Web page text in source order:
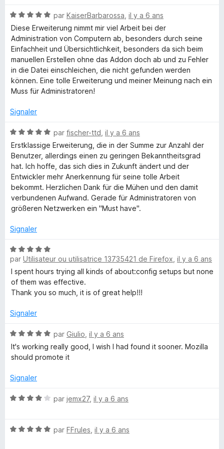
5
s
u
r
5
N
o
é
5
s
u
r
par KaiserBarbarossa il y a 6 ans
Diese Erweiterung nimmt mir viel Arbeit bei der
Administration von Computern ab, besonders durch seine
Einfachheit und Übersichtlichkeit, besonders da sich beim
manuellen Erstellen ohne das Addon doch ab und zu Fehler
in die Datei einschleichen, die nicht gefunden werden
können. Eine tolle Erweiterung und meiner Meinung nach ein
Muss für Administratoren!
Signaler
N
o
t
é
5
s
u
r
par fischer-ttd il y a 6 ans
Erstklassige Erweiterung, die in der Summe zur Anzahl der
Benutzer, allerdings einen zu geringen Bekanntheitsgrad
hat. Ich hoffe, das sich dies in Zukunft ändert und der
Entwickler mehr Anerkennung für seine tolle Arbeit
bekommt. Herzlichen Dank für die Mühen und den damit
verbundenen Aufwand. Gerade für Administratoren von
größeren Netzwerken ein "Must have".
Signaler
N
o
t
é
5
u
5
par Utilisateur ou utilisatrice 13735421 de Firefox il y a 6 ans
I spent hours trying all kinds of about:config setups but none
of them was effective.
Thank you so much, it is of great help!!!
Signaler
N
o
t
5
u
par Giulio il y a 6 ans
It's working really good, I wish I had found it sooner. Mozilla
should promote it
Signaler
N
é
par jemx27, il y a 6 ans
N
par FFrules il y a 6 ans